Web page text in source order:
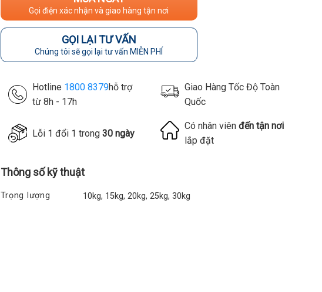
Gọi điện xác nhận và giao hàng tận nơi
GỌI LẠI TƯ VẤN
Chúng tôi sẽ gọi lại tư vấn MIỄN PHÍ
Hotline 1800 8379hỗ trợ
từ 8h - 17h
Giao Hàng Tốc Độ Toàn
Quốc
Lỗi 1 đổi 1 trong30 ngày
Có nhân viên đến tận nơi
lắp đặt
Thông số kỹ thuật
Trọng lượng 10kg, 15kg, 20kg, 25kg, 30kg